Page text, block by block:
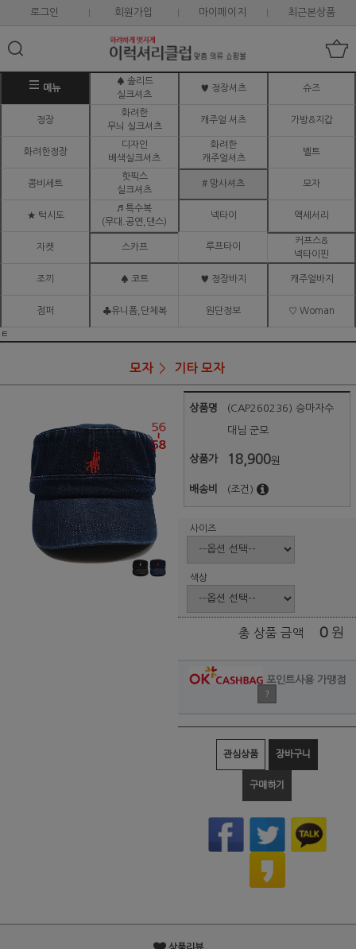
로그인 회원가입 마이페이지 최근본상품
메뉴
♠ 솔리드
실크셔츠
♥ 정장셔츠 슈즈
정장
화려한
무늬 실크셔츠
캐주얼 셔츠 가방&지갑
화려한정장
디자인
배색실크셔츠
화려한
캐주얼셔츠
벨트
콤비세트
핫픽스
실크셔츠
# 망사셔츠 모자
★ 턱시도
♬ 특수복
(무대.공연,댄스)
넥타이 액세서리
자켓 스카프 루프타이
커프스&
넥타이핀
조끼 ♠ 코트 ♥ 정장바지 캐주얼바지
점퍼 ♣유니폼,단체복 원단정보 ♡ Woman
ㅌ
모자 기타 모자
상품명 (CAP260236) 승마자수
대님 군모
상품가 18,900원
배송비 (조건)
사이즈
색상
총 상품 금액 0 원
포인트사용 가맹점
?
관심상품 장바구니
구매하기